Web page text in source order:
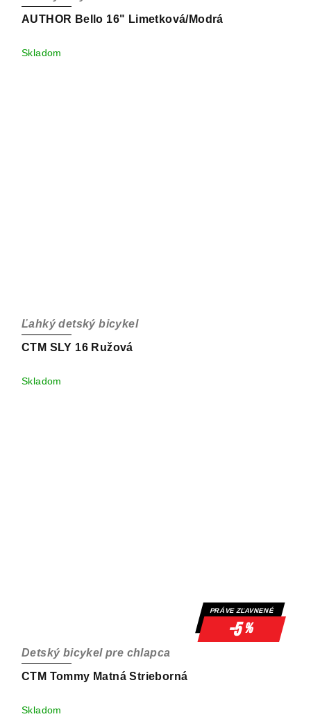
AUTHOR Bello 16" Limetková/Modrá
Skladom
CTM SLY 16 Ružová
Ľahký detský bicykel
Skladom
PRÁVE ZĽAVNENÉ
-5%
CTM Tommy Matná Strieborná
Detský bicykel pre chlapca
Skladom